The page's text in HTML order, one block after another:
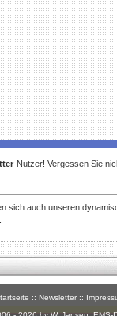
-Nutzer! Vergessen Sie
sich auch unseren
:: Newsletter ::